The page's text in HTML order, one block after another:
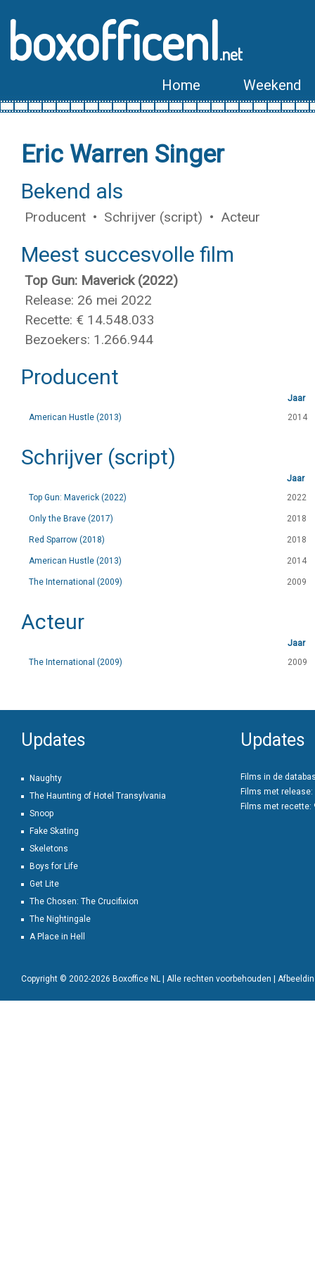
boxofficenl.net
Home Weekend
Eric Warren Singer
Bekend als
Producent • Schrijver (script) • Acteur
Meest succesvolle film
Top Gun: Maverick (2022)
Release: 26 mei 2022
Recette: € 14.548.033
Bezoekers: 1.266.944
Producent
Jaar
American Hustle (2013)
2014
Schrijver (script)
Jaar
Top Gun: Maverick (2022)
2022
Only the Brave (2017) 2018
Red Sparrow (2018) 2018
American Hustle (2013) 2014
The International (2009) 2009
Acteur
Jaar
The International (2009)
2009
Updates
Naughty
The Haunting of Hotel Transylvania
Snoop
Fake Skating
Skeletons
Boys for Life
Get Lite
The Chosen: The Crucifixion
The Nightingale
A Place in Hell
Updates
Films in de
Films met release:
Films met recette:
Copyright © 2002-2026 Boxoffice NL | Alle rechten voorbehouden |